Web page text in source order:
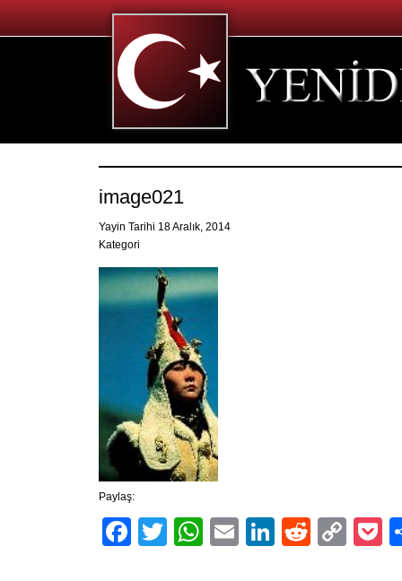
image021
Yayin Tarihi 18 Aralık, 2014
Kategori
Paylaş:
Facebook
TwitterWhatsApp
EmailLinkedIn
Reddit